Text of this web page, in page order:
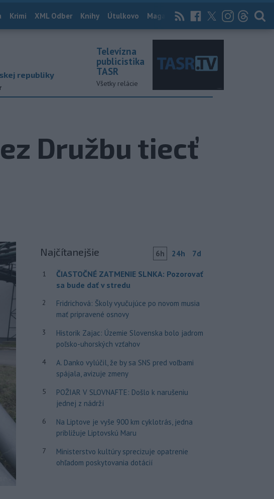
Krimi XML Odber Knihy Útulkovo Magazín News Now Archív
republiky
Televízna
publicistika
TASR
Všetky relácie
Družbu tiecť
Najčítanejšie 6h 24h 7d
1
ČIASTOČNÉ ZATMENIE SLNKA: Pozorovať
sa bude dať v stredu
2
Fridrichová: Školy vyučujúce po novom musia
mať pripravené osnovy
3
Historik Zajac: Územie Slovenska bolo jadrom
poľsko-uhorských vzťahov
4
A. Danko vylúčil, že by sa SNS pred voľbami
spájala, avizuje zmeny
5
POŽIAR V SLOVNAFTE: Došlo k narušeniu
jednej z nádrží
6
Na Liptove je vyše 900 km cyklotrás, jedna
približuje Liptovskú Maru
7
Ministerstvo kultúry sprecizuje opatrenie
ohľadom poskytovania dotácií